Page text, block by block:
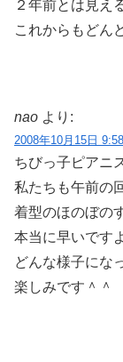
２年前とは見え
これからもどん
nao より:
2008年10月15日
ちびっ子ピアニ
私たちも午前の
着型のほのぼの
本当に早いです
どんな様子にな
楽しみです＾＾